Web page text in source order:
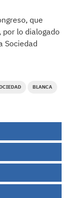
que
lo dialogado
Sociedad
BLANCA